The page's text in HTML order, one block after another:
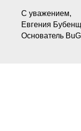
С уважением,
Евгения
Основатель